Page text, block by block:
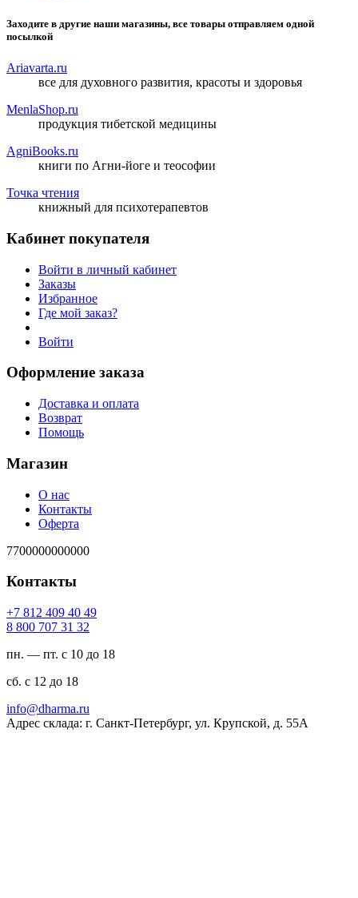
Заходите в другие наши магазины, все товары отправляем одной
посылкой
Ariavarta.ru
все для духовного развития, красоты и здоровья
MenlaShop.ru
продукция тибетской медицины
AgniBooks.ru
книги по Агни-йоге и теософии
Точка чтения
книжный для психотерапевтов
Кабинет покупателя
Войти в личный кабинет
Заказы
Избранное
Где мой заказ?
Войти
Оформление заказа
Доставка и оплата
Возврат
Помощь
Магазин
О нас
Контакты
Оферта
7700000000000
Контакты
94 04 904 218 7+
23 13 707 008 8
пн. — пт. с 10 до 18
сб. с 12 до 18
ur.amrahd@ofni
Адрес склада: г. Санкт-Петербург, ул. Крупской, д. 55А